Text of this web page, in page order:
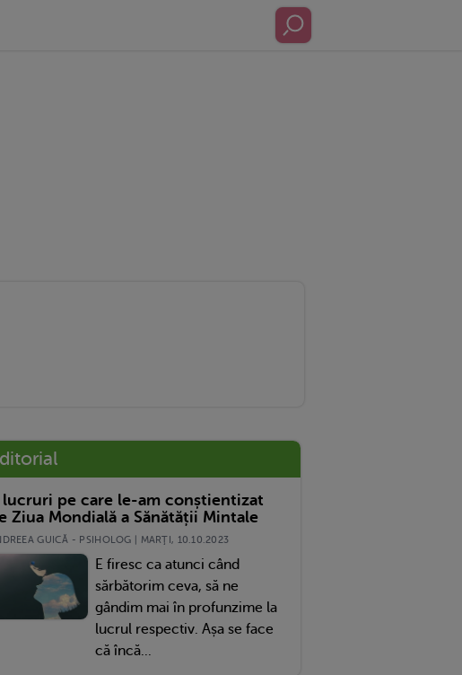
pe care le-am conștientizat
Ziua Mondială a Sănătății Mintale
GUICĂ - PSIHOLOG | MARŢI, 10.10.2023
E firesc ca atunci când
sărbătorim ceva, să ne
gândim mai în profunzime la
lucrul respectiv. Așa se face
că încă...